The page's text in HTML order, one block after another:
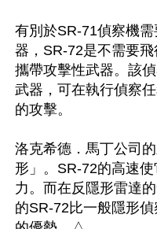
有別於SR-71偵察機
器，SR-72是不需要
攜帶攻擊性武器。該
武器，可在執行偵察
的攻擊。
洛克希德．馬丁公司
形」。SR-72的高速
力。而在反隱形雷達
的SR-72比一般隱形